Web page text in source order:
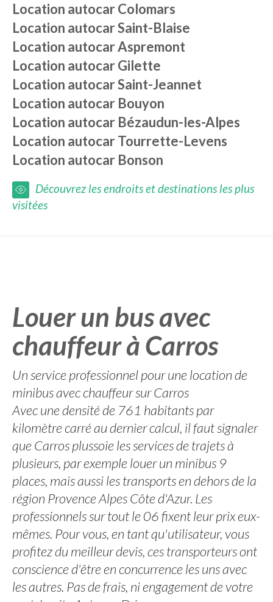
Location autocarColomars
Location autocarSaint-Blaise
Location autocarAspremont
Location autocarGilette
Location autocarSaint-Jeannet
Location autocar Bouyon
Location autocar Bézaudun-les-Alpes
Location autocarTourrette-Levens
Location autocar Bonson
Découvrez les endroits et destinations les plus
visitées
Louer un bus avec
chauffeur à Carros
Un service professionnel pour une location de
minibus avec chauffeur sur Carros
Avec une densité de 761 habitants par
kilomètre carré au dernier calcul, il faut signaler
que Carros plussoie les services de trajets à
plusieurs, par exemple louer un minibus 9
places, mais aussi les transports en dehors de la
région Provence Alpes Côte d'Azur. Les
professionnels sur tout le 06 fixent leur prix eux-
mêmes. Pour vous, en tant qu'utilisateur, vous
profitez du meilleur devis, ces transporteurs ont
conscience d'être en concurrence les uns avec
les autres. Pas de frais, ni engagement de votre